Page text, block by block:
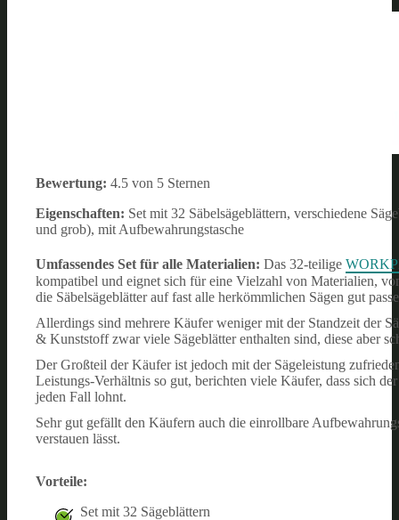
Bewertung: 4.5 von 5 Sternen
Eigenschaften: Set mit 32 Säbelsägeblättern, verschiedene
und grob), mit Aufbewahrungstasche
Umfassendes Set für alle Materialien: Das 32-teilige
kompatibel und eignet sich für eine Vielzahl von Materialien,
die Säbelsägeblätter auf fast alle herkömmlichen Sägen gut
Allerdings sind mehrere Käufer weniger mit der Standzeit der
& Kunststoff zwar viele Sägeblätter enthalten sind, diese aber
Der Großteil der Käufer ist jedoch mit der Sägeleistung
Leistungs-Verhältnis so gut, berichten viele Käufer, dass sich
jeden Fall lohnt.
Sehr gut gefällt den Käufern auch die einrollbare
verstauen lässt.
Vorteile:
Set mit 32 Sägeblättern